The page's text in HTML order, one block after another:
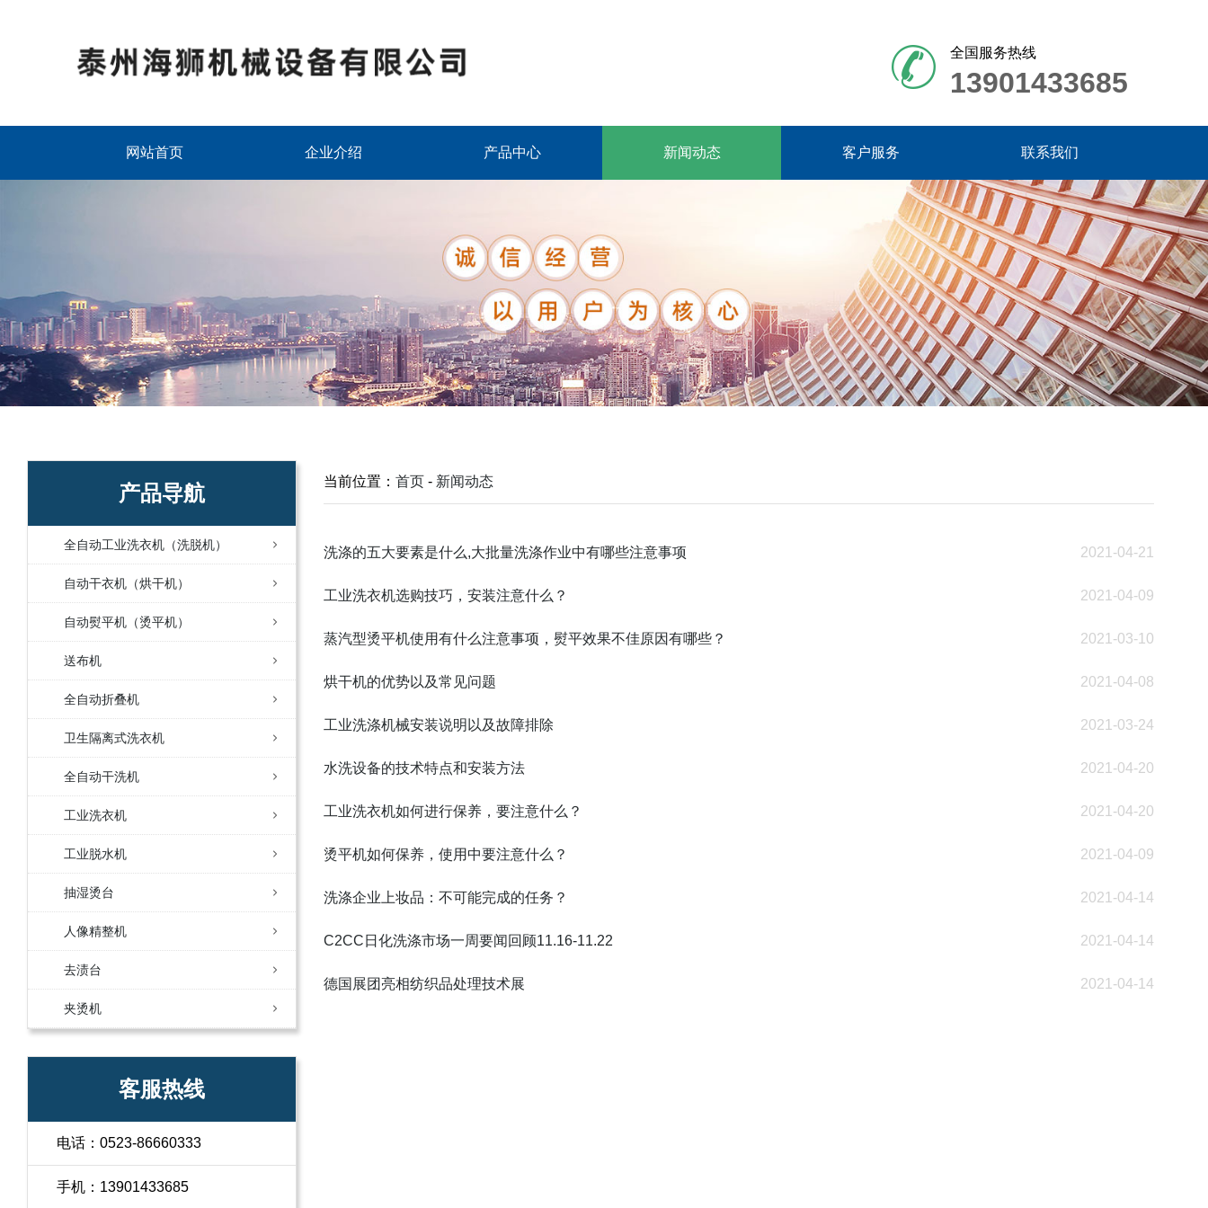
全国服务热线
13901433685
网站首页 企业介绍 产品中心 新闻动态 客户服务 联系我们
产品导航
全自动工业洗衣机（洗脱机）
自动干衣机（烘干机）
自动熨平机（烫平机）
送布机
全自动折叠机
卫生隔离式洗衣机
全自动干洗机
工业洗衣机
工业脱水机
抽湿烫台
人像精整机
去渍台
夹烫机
客服热线
电话：0523-86660333
手机：13901433685
当前位置： 首页 - 新闻动态
2021-04-21
洗涤的五大要素是什么,大批量洗涤作业中有哪些注意事项
2021-04-09
工业洗衣机选购技巧，安装注意什么？
2021-03-10
蒸汽型烫平机使用有什么注意事项，熨平效果不佳原因有哪些？
2021-04-08
烘干机的优势以及常见问题
2021-03-24
工业洗涤机械安装说明以及故障排除
2021-04-20
水洗设备的技术特点和安装方法
2021-04-20
工业洗衣机如何进行保养，要注意什么？
2021-04-09
烫平机如何保养，使用中要注意什么？
2021-04-14
洗涤企业上妆品：不可能完成的任务？
2021-04-14
C2CC日化洗涤市场一周要闻回顾11.16-11.22
2021-04-14
德国展团亮相纺织品处理技术展